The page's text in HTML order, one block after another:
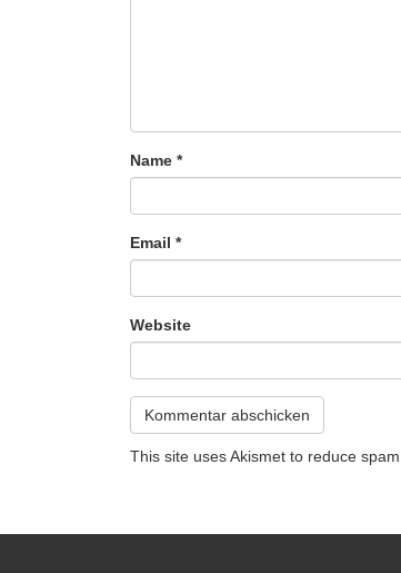
Name *
Email *
Website
This site uses Akismet to reduce spam.